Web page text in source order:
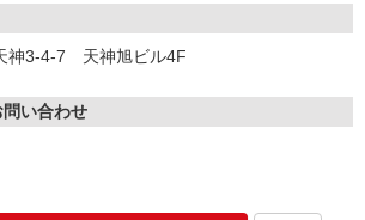
LINEなど）・出張面接・事務所面接と選べま
要）
見学の調整もOKです！
♪
神3-4-7 天神旭ビル4F
い合わせ